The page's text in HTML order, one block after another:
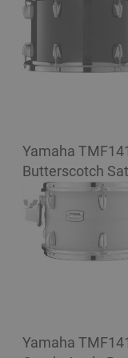
Yamaha
Butterscotch
Yamaha